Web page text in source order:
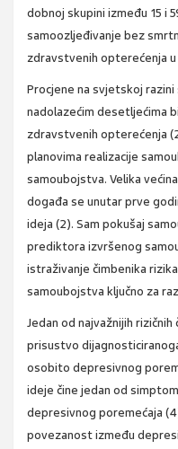
dobnoj skupini između 15 i
samoozljeđivanje bez
zdravstvenih opterećenja
Procjene na svjetskoj
nadolazećim desetljećima
zdravstvenih opterećenja
planovima realizacije
samoubojstva. Velika
događa se unutar prve
ideja (2). Sam pokušaj
prediktora izvršenog
istraživanje čimbenika
samoubojstva ključno za
Jedan od najvažnijih
prisustvo
osobito depresivnog
ideje čine jedan od
depresivnog poremećaja
povezanost između